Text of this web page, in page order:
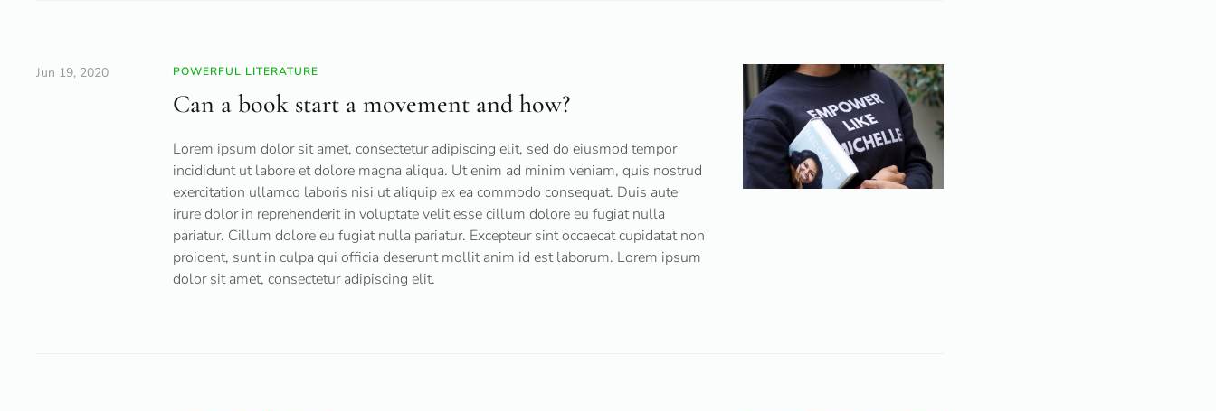
Jun 19, 2020 POWERFUL LITERATURE
Can a book start a movement and how?
Lorem ipsum dolor sit amet, consectetur adipiscing elit, sed do eiusmod tempor
incididunt ut labore et dolore magna aliqua. Ut enim ad minim veniam, quis nostrud
exercitation ullamco laboris nisi ut aliquip ex ea commodo consequat. Duis aute
irure dolor in reprehenderit in voluptate velit esse cillum dolore eu fugiat nulla
pariatur. Cillum dolore eu fugiat nulla pariatur. Excepteur sint occaecat cupidatat non
proident, sunt in culpa qui officia deserunt mollit anim id est laborum. Lorem ipsum
dolor sit amet, consectetur adipiscing elit.